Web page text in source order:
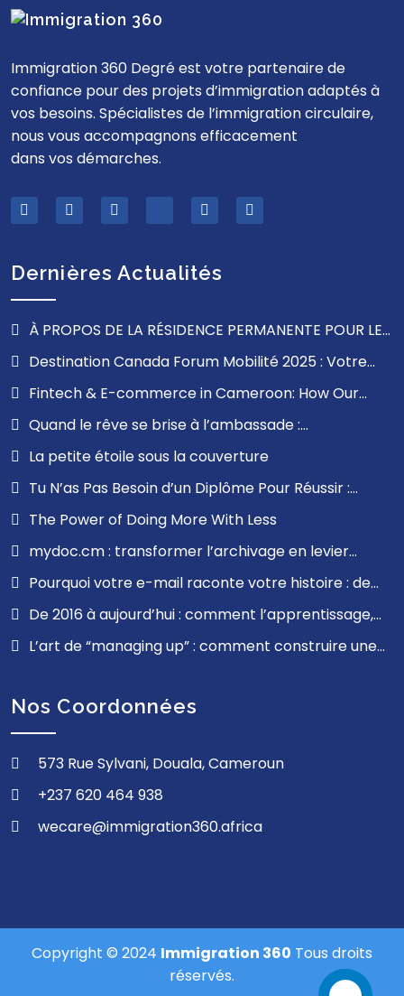
Immigration 360 Degré est votre partenaire de
confiance pour des projets d’immigration adaptés à
vos besoins. Spécialistes de l’immigration circulaire,
nous vous accompagnons efficacement
dans vos démarches.
Dernières Actualités
À PROPOS DE LA RÉSIDENCE PERMANENTE POUR LES
FRANCOPHONES À L’EXTÉRIEUR DU QUÉBEC
Destination Canada Forum Mobilité 2025 : Votre
Opportunité de Travailler au Canada
Fintech & E-commerce in Cameroon: How Our
Communication Solutions Can Revolutionize Your User
Experience
Quand le rêve se brise à l’ambassade :
comprendre l’impact d’un refus de visa et trouver la
force d’avancer
La petite étoile sous la couverture
Tu N’as Pas Besoin d’un Diplôme Pour Réussir :
Leçons de Mon Parcours
The Power of Doing More With Less
mydoc.cm : transformer l’archivage en levier
stratégique pour les entreprises en Afrique
francophone
Pourquoi votre e-mail raconte votre histoire : de
Gmail à ProfessionalMail.cm, la souveraineté
De 2016 à aujourd’hui : comment l’apprentissage,
l’empathie et la résilience ont façonné mon parcours
L’art de “managing up” : comment construire une
Nos Coordonnées
573 Rue Sylvani, Douala, Cameroun
+237 620 464 938
wecare@immigration360.africa
Copyright © 2024 Immigration 360 Tous droits
réservés.